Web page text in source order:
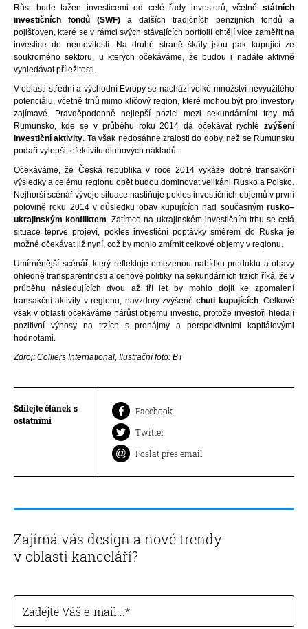
Růst bude tažen investicemi od celé řady investorů, včetně státních
investičních fondů (SWF) a dalších tradičních penzijních fondů a
pojišťoven, které se v rámci svých stávajících portfolií chtějí více zaměřit na
investice do nemovitostí. Na druhé straně škály jsou pak kupující ze
soukromého sektoru, u kterých očekáváme, že budou i nadále aktivně
vyhledávat příležitosti.
V oblasti střední a východní Evropy se nachází velké množství nevyužitého
potenciálu, včetně trhů mimo klíčový region, které mohou být pro investory
zajímavé. Pravděpodobně nejlepší pozici mezi sekundárními trhy má
Rumunsko, kde se v průběhu roku 2014 dá očekávat rychlé zvýšení
investiční aktivity . Ta však nedosáhne zralosti do doby, než se Rumunsku
podaří vylepšit efektivitu dluhových nákladů.
Očekáváme, že Česká republika v roce 2014 vykáže dobré transakční
výsledky a celému regionu opět budou dominovat velikáni Rusko a Polsko.
Nejhorší scénář vývoje situace nastiňuje pokles investičních objemů v první
polovině roku 2014 v důsledku obav kupujících nad současným rusko–
ukrajinským konfliktem . Zatímco na ukrajinském investičním trhu se celá
situace teprve projeví, pokles investiční poptávky směrem do Ruska je
možné očekávat již nyní, což by mohlo zmírnit celkové objemy v regionu.
Umírněnější scénář, který reflektuje omezenou nabídku produktu a obavy
ohledně transparentnosti a cenové politiky na sekundárních trzích říká, že v
průběhu následujících dvou až tří let by mohlo dojít ke zpomalení
transakční aktivity v regionu, navzdory zvýšenéchuti kupujících. Celkově
však v oblasti očekáváme nárůst objemu investic, protože investoři hledají
pozitivní výnosy na trzích s pronájmy a perspektivními kapitálovými
hodnotami.
Zdroj: Colliers International, Ilustrační foto: BT
Sdílejte článek s
ostatními
Facebook
Twitter
Poslat přes email
Zajímá vás design a nové trendy
v oblasti kanceláří?
Zadejte Váš e-mail...